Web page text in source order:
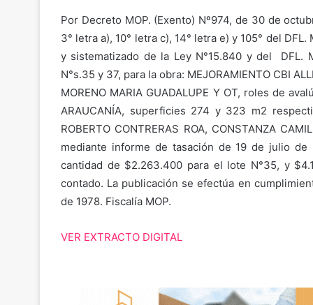
Por Decreto MOP. (Exento) Nº974, de 30 de
3° letra a), 10° letra c), 14° letra e) y 105° del
y sistematizado de la Ley N°15.840 y del DFL.
N°s.35 y 37, para la obra: MEJORAMIENTO CBI
MORENO MARIA GUADALUPE Y OT, roles de
ARAUCANÍA, superficies 274 y 323 m2
ROBERTO CONTRERAS ROA, CONSTANZA
mediante informe de tasación de 19 de julio
cantidad de $2.263.400 para el lote N°35, y
contado. La publicación se efectúa en
de 1978. Fiscalía MOP.
VER EXTRACTO DIGITAL